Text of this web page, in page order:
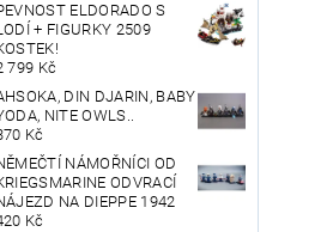
ELDORADO S
+ FIGURKY 2509
799 Kč
DIN DJARIN, BABY
NITE OWLS..
Kč
NÁMOŘNÍCI OD
ODVRACÍ
NA DIEPPE 1942
Kč